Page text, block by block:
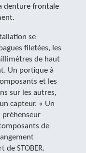
denture frontale
se
filetées, les
de haut
Un portique à
et les
sur les autres,
capteur. « Un
de
de STOBER.